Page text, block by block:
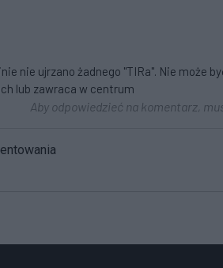
nie ujrzano żadnego "TIRa". Nie może
lub zawraca w centrum
Aby odpowiedzieć na komentarz,